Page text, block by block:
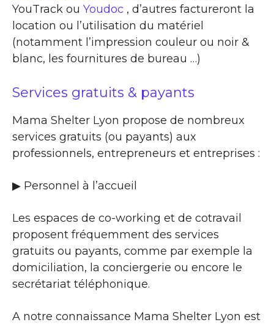
YouTrack ou Youdoc , d’autres factureront la
location ou l’utilisation du matériel
(notamment l’impression couleur ou noir &
blanc, les fournitures de bureau …)
Services gratuits & payants
Mama Shelter Lyon propose de nombreux
services gratuits (ou payants) aux
professionnels, entrepreneurs et entreprises :
▶​ Personnel à l’accueil
Les espaces de co-working et de cotravail
proposent fréquemment des services
gratuits ou payants, comme par exemple la
domiciliation, la conciergerie ou encore le
secrétariat téléphonique.
A notre connaissance Mama Shelter Lyon est